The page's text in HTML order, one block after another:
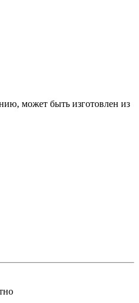
может быть изготовлен из